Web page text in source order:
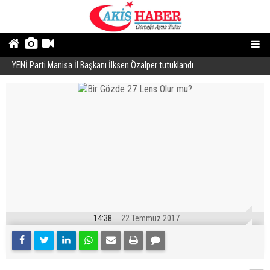
YENİ Parti Manisa İl Başkanı İlksen Özalper tutuklandı
14:38 22 Temmuz 2017